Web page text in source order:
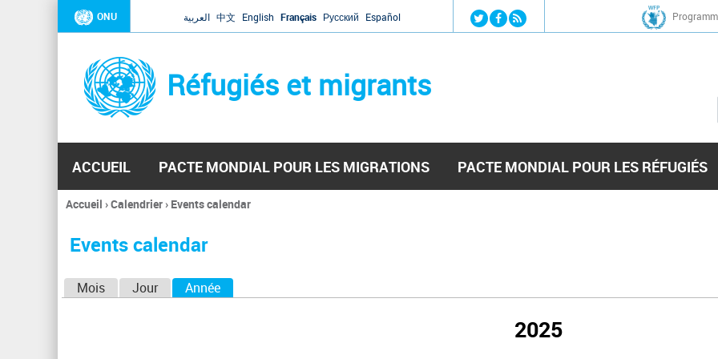
Jump to navigation
ONU العربية 中文 English Français Русский Español
Réfugiés et migrants
ACCUEIL PACTE MONDIAL POUR LES MIGRATIONS PACTE MONDIAL POUR LES RÉFUGIÉS
Vous
ici
Accueil ›Calendrier› Events calendar
Events calendar
Mois Jour Année
2025